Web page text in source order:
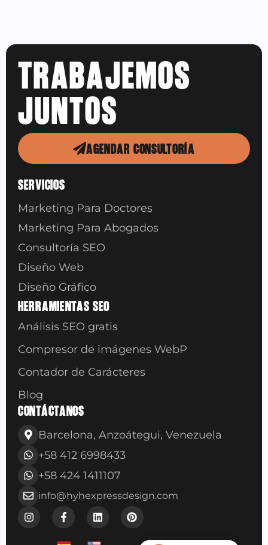
TRABAJEMOS
JUNTOS
AGENDAR CONSULTORÍA
SERVICIOS
Marketing Para Doctores
Marketing Para Abogados
Consultoría SEO
Diseño Web
Diseño Gráfico
HERRAMIENTAS SEO
Análisis SEO gratis
Compresor de imágenes WebP
Contador de Carácteres
Blog
CONTÁCTANOS
Barcelona, Anzoátegui, Venezuela
+58 412 6998433
+58 424 1411107
info@hyhexpressdesign.com